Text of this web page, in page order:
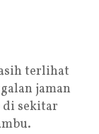
terlihat
jaman
sekitar